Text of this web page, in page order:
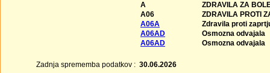
A
ZDRAVILA ZA
A06
ZDRAVILA PROTI
A06A
Zdravila proti
A06AD
Osmozna odvajala
A06AD
Osmozna odvajala
Zadnja sprememba podatkov : 30.06.2026